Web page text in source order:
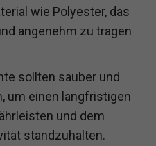
wie Polyester, das
angenehm zu tragen
sollten sauber und
um einen langfristigen
und dem
standzuhalten.